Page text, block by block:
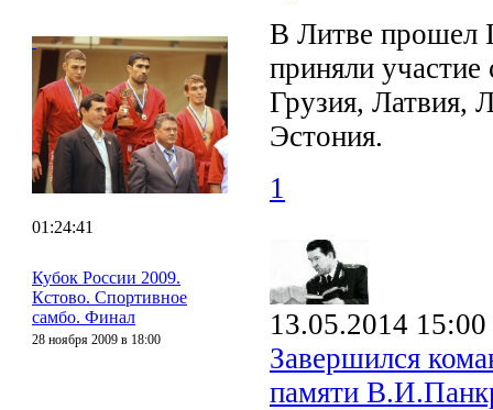
01:24:41
Кубок России 2009.
Кстово. Спортивное
самбо. Финал
28 ноября 2009 в 18:00
В Литве
приняли
Грузия, Латвия,
Эстония.
1
13.05.2014 15:00
Завершился
памяти